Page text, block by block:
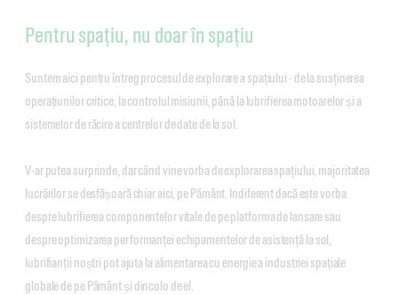
Pentru spațiu, nu doar în spațiu
Suntem aici pentru întreg procesul de explorare a spațiului - de la susținerea
operațiunilor critice, la controlul misiunii, până la lubrifierea motoarelor și a
sistemelor de răcire a centrelor de date de la sol.
V-ar putea surprinde, dar când vine vorba de explorarea spațiului, majoritatea
lucrărilor se desfășoară chiar aici, pe Pământ. Indiferent dacă este vorba
despre lubrifierea componentelor vitale de pe platforma de lansare sau
despre optimizarea performanței echipamentelor de asistență la sol,
lubrifianții noștri pot ajuta la alimentarea cu energie a industriei spațiale
globale de pe Pământ și dincolo de el.